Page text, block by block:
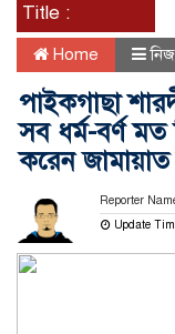
Title :
Home
পাইকগাছা
সব ধর্ম-বর্ণ
করেন
Reporter
Update